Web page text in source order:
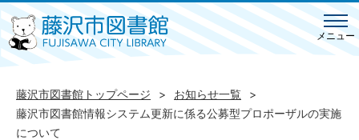
メニュー
藤沢市図書館トップページ
お知らせ一覧
藤沢市図書館情報システム更新に係る公募型プロポーザルの実施
について